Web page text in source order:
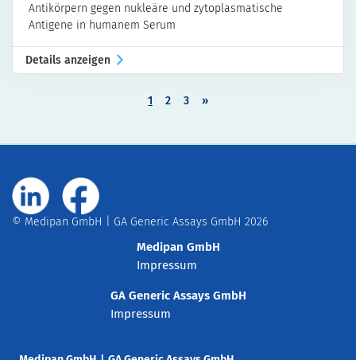
Antikörpern gegen nukleäre und zytoplasmatische
Antigene in humanem Serum
Details anzeigen
1 2 3 »
Medipan GmbH
Impressum
GA Generic Assays GmbH
Impressum
© Medipan GmbH | GA Generic Assays GmbH 2026